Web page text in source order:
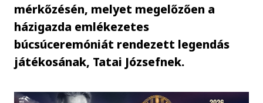
mérkőzésén, melyet megelőzően a
házigazda emlékezetes
búcsúceremóniát rendezett legendás
játékosának, Tatai Józsefnek.